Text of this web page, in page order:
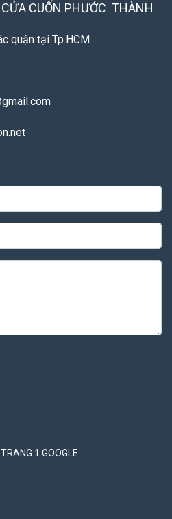
CỬA CUỐN PHƯỚC THÀNH
quận tại Tp.HCM
1 GOOGLE